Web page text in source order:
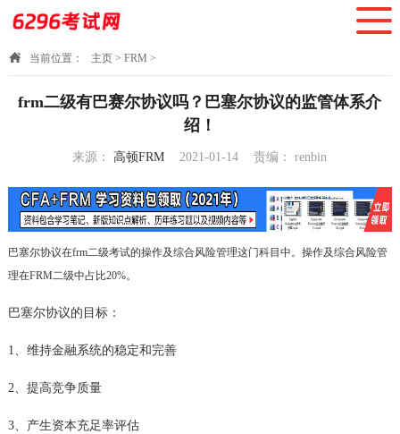
当前位置： 主页> FRM >
frm二级有巴赛尔协议吗？巴塞尔协议的监管体系介
绍！
来源：高顿FRM
2021-01-14
责编：renbin
巴塞尔协议在frm二级考试的操作及综合风险管理这门科目中。操作及综合风险管
理在FRM二级中占比20%。
巴塞尔协议的目标：
1、维持金融系统的稳定和完善
2、提高竞争质量
3、产生资本充足率评估